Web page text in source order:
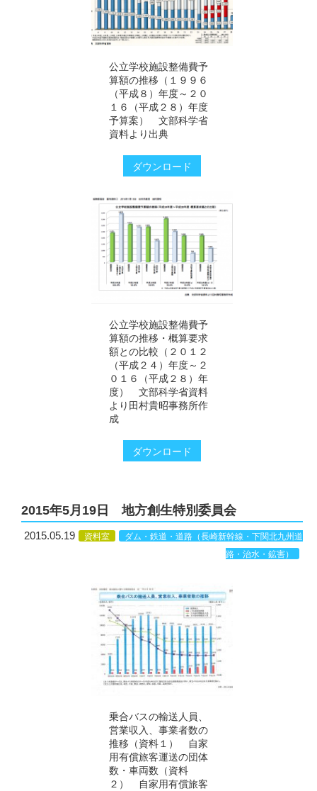
公立学校施設整備費予
算額の推移（１９９６
（平成８）年度～２０
１６（平成２８）年度
予算案） 文部科学省
資料より出典
ダウンロード
公立学校施設整備費予
算額の推移・概算要求
額との比較（２０１２
（平成２４）年度～２
０１６（平成２８）年
度） 文部科学省資料
より田村貴昭事務所作
成
ダウンロード
2015年5月19日 地方創生特別委員会
2015.05.19 資料室
ダム・鉄道・道路（長崎新幹線・下関北九州道
路・治水・鉱害）
乗合バスの輸送人員、
営業収入、事業者数の
推移（資料１） 自家
用有償旅客運送の団体
数・車両数（資料
２） 自家用有償旅客